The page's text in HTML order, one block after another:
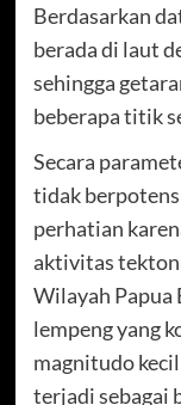
Berdasarkan
berada di laut
sehingga
beberapa titik
Secara
tidak
perhatian
aktivitas
Wilayah Papua
lempeng yang
magnitudo
terjadi sebagai